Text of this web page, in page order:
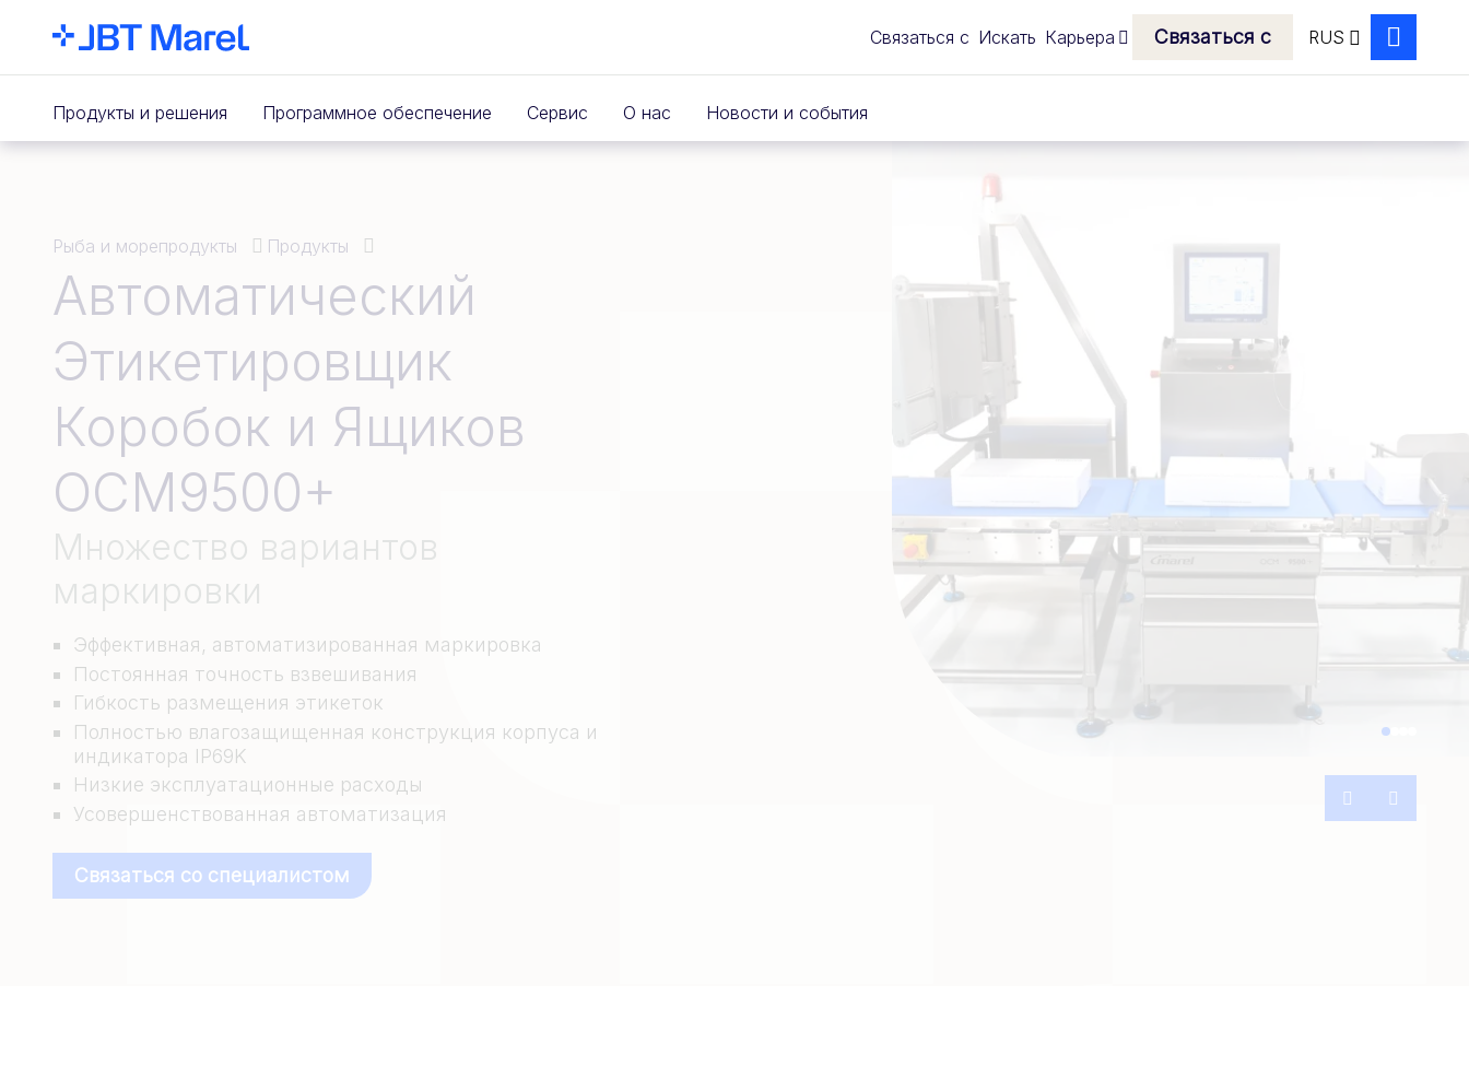
Связаться с Искать Карьера Связаться с RUS
Search
Продукты и решения Программное обеспечение Сервис О нас Новости и события
Рыба и морепродукты Продукты
Автоматический
Этикетировщик
Коробок и Ящиков
OCM9500+
Множество вариантов
маркировки
Эффективная, автоматизированная маркировка
Постоянная точность взвешивания
Гибкость размещения этикеток
Полностью влагозащищенная конструкция корпуса и
индикатора IP69K
Низкие эксплуатационные расходы
Усовершенствованная автоматизация
Связаться со специалистом
Previous
Next